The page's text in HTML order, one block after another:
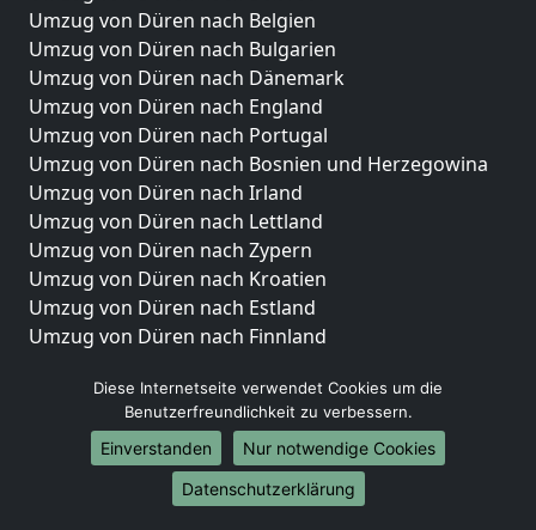
Umzug von Düren nach Belgien
Umzug von Düren nach Bulgarien
Umzug von Düren nach Dänemark
Umzug von Düren nach England
Umzug von Düren nach Portugal
Umzug von Düren nach Bosnien und Herzegowina
Umzug von Düren nach Irland
Umzug von Düren nach Lettland
Umzug von Düren nach Zypern
Umzug von Düren nach Kroatien
Umzug von Düren nach Estland
Umzug von Düren nach Finnland
Umzug von Düren nach Griechenland
Umzug von Düren nach Italien
Umzug von Düren nach Liechtenstein
Umzug von Düren nach Luxemburg
Umzug von Düren nach Niederlande
Diese Internetseite verwendet Cookies um die
Benutzerfreundlichkeit zu verbessern.
Einverstanden
Nur notwendige Cookies
Datenschutzerklärung